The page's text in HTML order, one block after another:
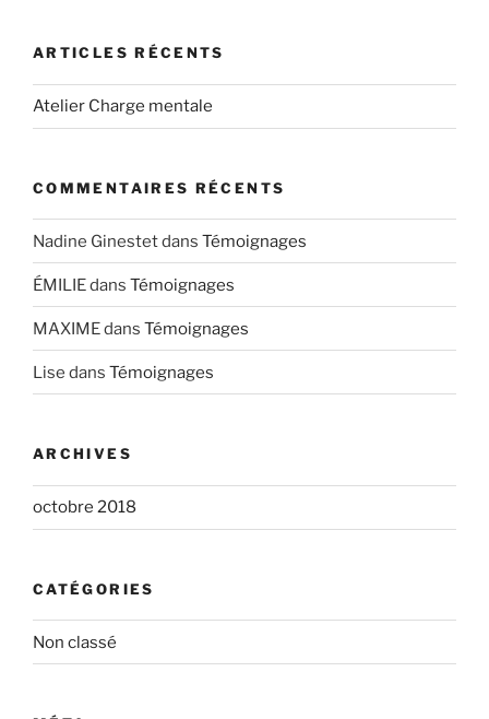
ARTICLES RÉCENTS
Atelier Charge mentale
COMMENTAIRES RÉCENTS
Nadine Ginestetdans Témoignages
ÉMILIEdans Témoignages
MAXIMEdans Témoignages
Lise dans Témoignages
ARCHIVES
octobre 2018
CATÉGORIES
Non classé